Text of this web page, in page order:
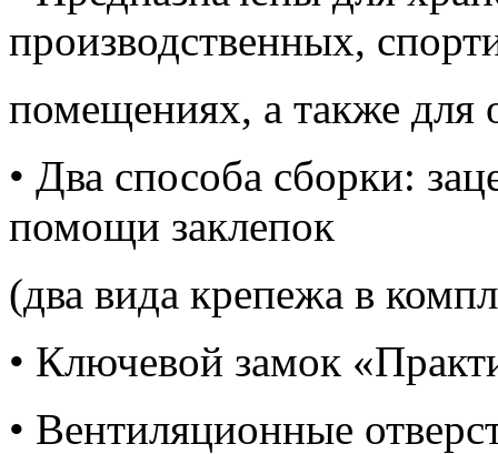
производственных,
помещениях, а также для
• Два способа сборки:
помощи заклепок
(два вида крепежа в
• Ключевой замок
• Вентиляционные